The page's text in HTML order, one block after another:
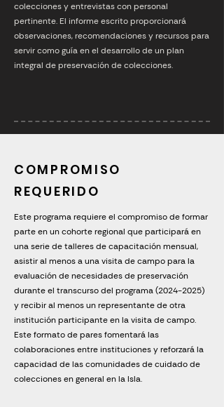
colecciones y entrevistas con personal
pertinente. El informe escrito proporcionará
observaciones, recomendaciones y recursos para
servir como guía en el desarrollo de un plan
integral de preservación de colecciones.
COMPROMISO
REQUERIDO
Este programa requiere el compromiso de formar
parte en un cohorte regional que participará en
una serie de talleres de capacitación mensual,
asistir al menos a una visita de campo para la
evaluación de necesidades de preservación
durante el transcurso del programa(2024-2025)
y recibir al menos un representante de otra
institución participante en la visita de campo.
Este formato de pares fomentará las
colaboraciones entre instituciones y reforzará la
capacidad de las comunidades de cuidado de
colecciones en general en la Isla.